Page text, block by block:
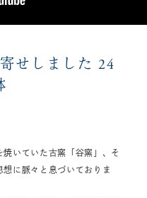
せしました 24
いていた古窯「谷窯」、そ
に脈々と息づいておりま